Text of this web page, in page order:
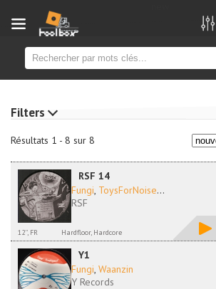
Résultats 1 - 8 sur 8
RSF 14
Fungi, ToysForNoise...
RSF
12'', FR Hardfloor, Hardcore
Y1
Fungi, Waanzin
Y Records
Filters